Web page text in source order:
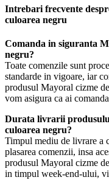
Intrebari frecvente
culoarea negru
Comanda in siguranta
negru?
Toate comenzile sunt
standarde in vigoare, iar
produsul Mayoral cizme
vom asigura ca ai
Durata livrarii
culoarea negru?
Timpul mediu de livrare a
plasarea comenzii, insa
produsul Mayoral cizme
in timpul week-end-ului,